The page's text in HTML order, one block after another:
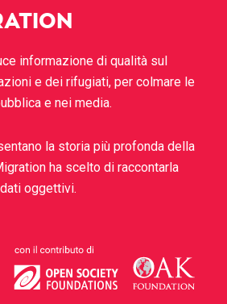
informazione di qualità sul
e dei rifugiati, per colmare le
e nei media.
la storia più profonda della
ha scelto di raccontarla
oggettivi.